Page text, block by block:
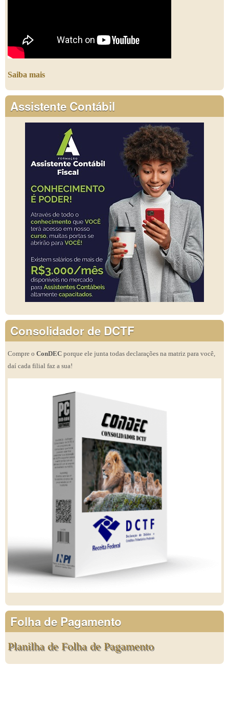
Saiba mais
Assistente Contábil
Consolidador de DCTF
Compre o ConDEC porque ele junta todas declarações na matriz para você,
daí cada filial faz a sua!
Folha de Pagamento
Planilha de Folha de Pagamento